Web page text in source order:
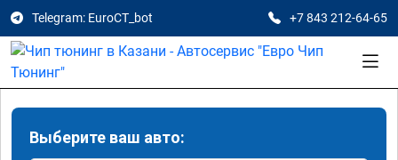
Telegram: EuroCT_bot +7 843 212-64-65
Выберите ваш авто: